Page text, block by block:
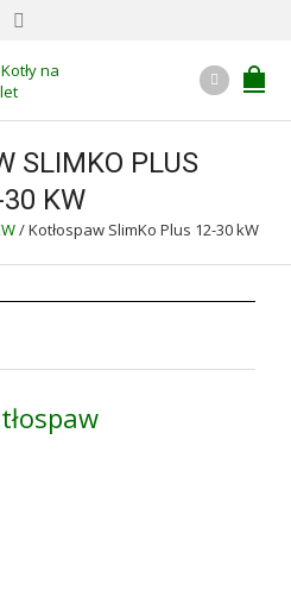
SLIMKO PLUS
KW
/Kotłospaw SlimKo Plus 12-30 kW